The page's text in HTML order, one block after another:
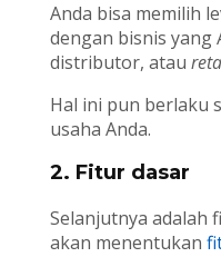
Anda bisa memilih
dengan bisnis yang
distributor, atau
Hal ini pun berlaku
usaha Anda.
2. Fitur dasar
Selanjutnya adalah
akan menentukan